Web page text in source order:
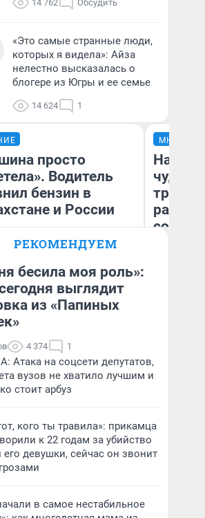
14 762 Обсудить
«Это самые странные люди,
которых я видела»: Айза
нелестно высказалась о
блогере из Югры и ее семье
14 624 1
просто
Водитель
бензин в
и России
Анатолий Кузнецов
МНЕНИЕ
чудом
РЕКОМЕНДУЕМ
бесила моя роль»:
выглядит
из «Папиных
4 374 1
Атака на соцсети депутатов,
вузов не хватило лучшим и
стоит арбуз
кого ты травила»: прикамца
к 22 годам за убийство
его девушки, сейчас он звонит
в самое нестабильное